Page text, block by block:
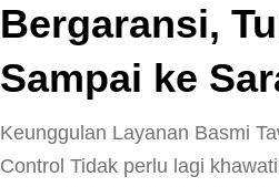
Bergaransi,
Sampai ke
Keunggulan Layanan Basmi
Control Tidak perlu lagi